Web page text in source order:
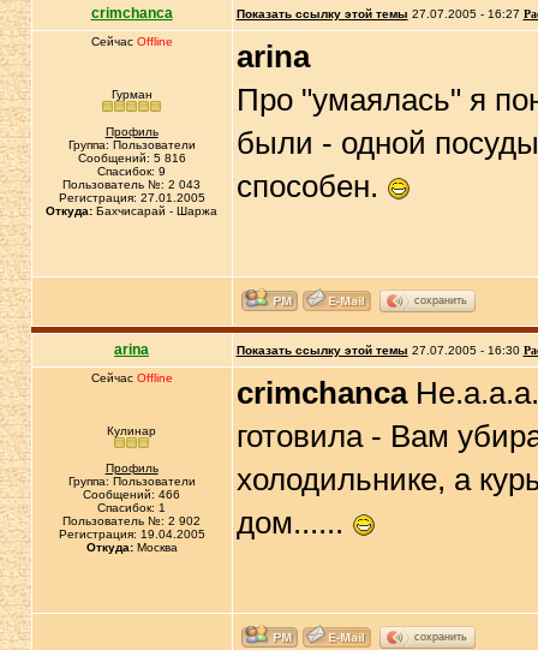
crimchanca Показать ссылку этой темы 27.07.2005 - 16:27
Сейчас Offline
Гурман
Профиль
Группа: Пользователи
Сообщений: 5 816
Спасибок: 9
Пользователь №: 2 043
Регистрация: 27.01.2005
Откуда: Бахчисарай - Шаржа
arina
Про "умаялась" я
были - одной
способен.
сохранить
arina Показать ссылку этой темы 27.07.2005 - 16:30
Сейчас Offline
Кулинар
Профиль
Группа: Пользователи
Сообщений: 466
Спасибок: 1
Пользователь №: 2 902
Регистрация: 19.04.2005
Откуда:Москва
crimchanca
готовила - Вам
холодильнике, а
дом......
сохранить